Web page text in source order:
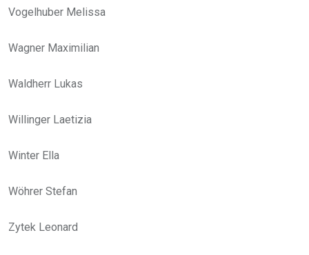
Vogelhuber Melissa
Wagner Maximilian
Waldherr Lukas
Willinger Laetizia
Winter Ella
Wöhrer Stefan
Zytek Leonard